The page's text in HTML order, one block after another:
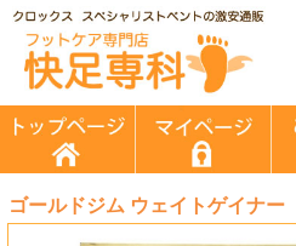
ゴールドジム ウェイトゲイナー